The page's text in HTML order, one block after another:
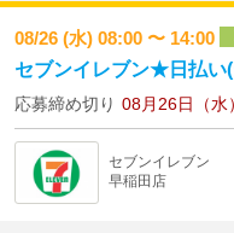
08/26 (水) 08:00 〜 14:00
セブンイレブン★日払い
応募締め切り 08月26日（水
セブンイレブン
早稲田店